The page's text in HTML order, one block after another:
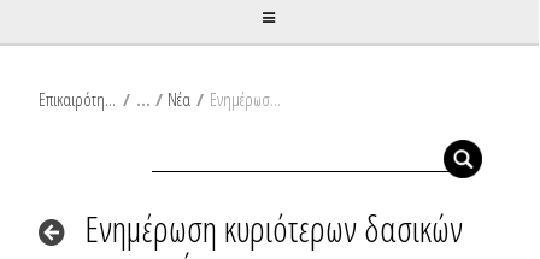
Επικαιρότητα / Νέα / Ενημέρωση κυριότερων δασικών πυρκαγιών
Ενημέρωση κυριότερων δασικών